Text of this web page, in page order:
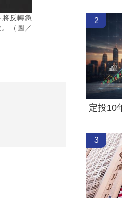
反轉急
（圖／
2
3